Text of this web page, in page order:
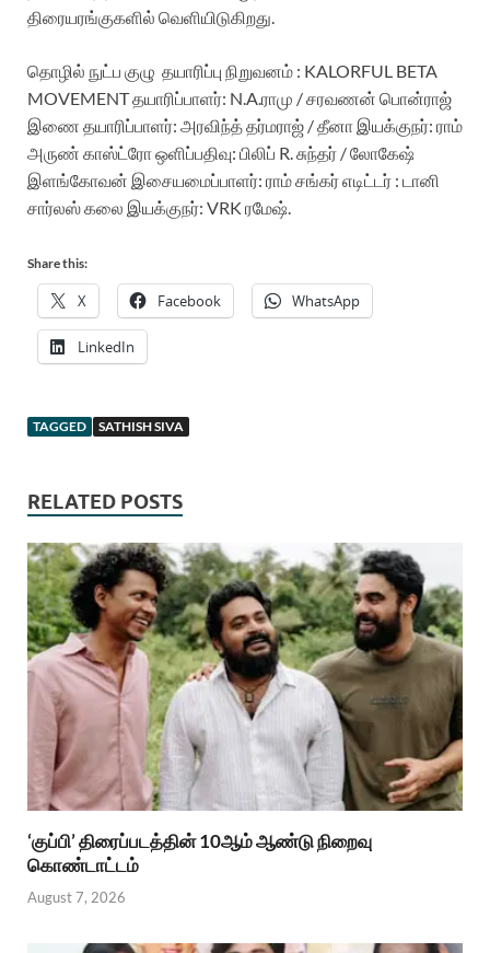
திரையரங்குகளில் வெளியிடுகிறது
தொழில் நுட்ப குழு தயாரிப்பு நிறுவனம் : KALORFUL BETA
MOVEMENTதயாரிப்பாளர்: N.A. ராமு /சரவணன் பொன்ராஜ்
இணை தயாரிப்பாளர்: அரவிந்த்தர்மராஜ் /தீனா இயக்குநர்: ராம்
அருண் காஸ்ட்ரோஒளிப்பதிவு: பிலிப் R. சுந்தர் /லோகேஷ்
இளங்கோவன் இசையமைப்பாளர்: ராம்சங்கர்எடிட்டர் : டானி
சார்லஸ்கலை இயக்குநர்: VRK ரமேஷ்
Share this:
X Facebook WhatsApp
LinkedIn
TAGGED SATHISH SIVA
RELATED POSTS
‘குப்பி’ திரைப்படத்தின் 10ஆம் ஆண்டு நிறைவு
கொண்டாட்டம்
August 7, 2026